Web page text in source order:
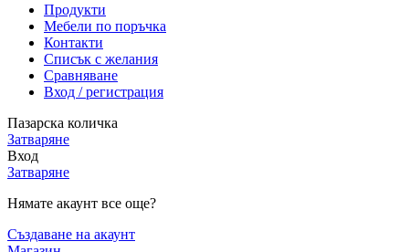
Продукти
Мебели по поръчка
Контакти
Списък с желания
Сравняване
Вход / регистрация
Пазарска количка
Затваряне
Вход
Затваряне
Нямате акаунт все още?
Създаване на акаунт